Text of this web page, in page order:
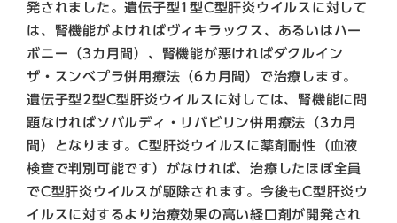
発されました。遺伝子型1型C型肝炎ウイルスに対して
は、腎機能がよければヴィキラックス、あるいはハー
ボニー（3カ月間）、腎機能が悪ければダクルイン
ザ・スンベプラ併用療法（6カ月間）で治療します。
遺伝子型2型C型肝炎ウイルスに対しては、腎機能に問
題なければソバルディ・リバビリン併用療法（3カ月
間）となります。C型肝炎ウイルスに薬剤耐性（血液
検査で判別可能です）がなければ、治療したほぼ全員
でC型肝炎ウイルスが駆除されます。今後もC型肝炎ウ
イルスに対するより治療効果の高い経口剤が開発され